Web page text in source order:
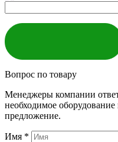
Вопрос по товару
Менеджеры компании
необходимое
предложение.
Имя *